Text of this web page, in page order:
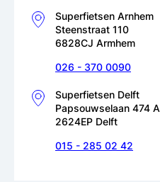
Superfietsen Arnhem
Steenstraat 110
6828CJ Armhem
026 - 370 0090
Superfietsen Delft
Papsouwselaan 474 A
2624EP Delft
015 - 285 02 42